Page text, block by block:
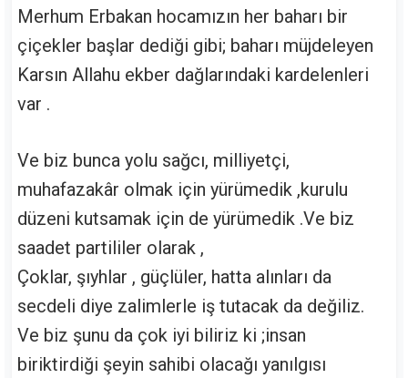
Merhum Erbakan hocamızın her baharı bir
çiçekler başlar dediği gibi; baharı müjdeleyen
Karsın Allahu ekber dağlarındaki kardelenleri
var .
Ve biz bunca yolu sağcı, milliyetçi,
muhafazakâr olmak için yürümedik ,kurulu
düzeni kutsamak için de yürümedik .Ve biz
saadet partililer olarak ,
Çoklar, şıyhlar , güçlüler, hatta alınları da
secdeli diye zalimlerle iş tutacak da değiliz.
Ve biz şunu da çok iyi biliriz ki ;insan
biriktirdiği şeyin sahibi olacağı yanılgısı